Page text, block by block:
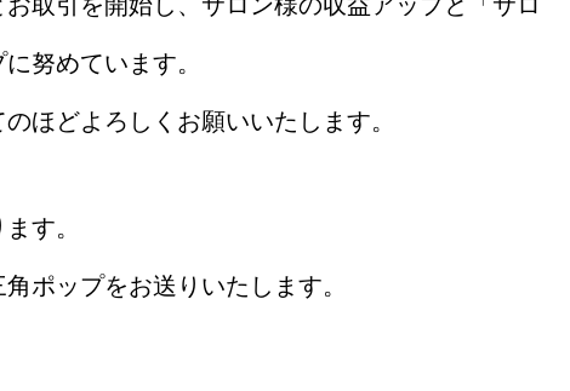
努めています。
ほどよろしくお願いいたします。
す。
ポップをお送りいたします。